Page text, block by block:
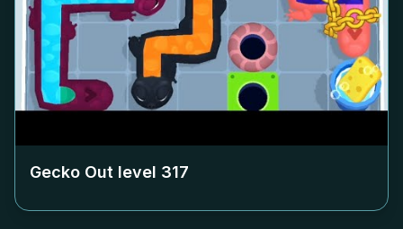
Gecko Out level 317